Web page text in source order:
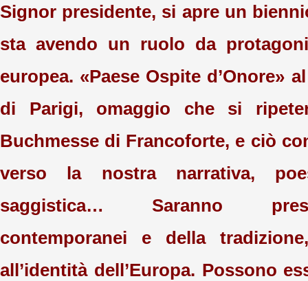
Signor presidente, si apre un
sta avendo un ruolo da
europea. «Paese Ospite d’Onore»
di Parigi, omaggio che si
Buchmesse di Francoforte, e ciò
verso la nostra narrativa,
saggistica… Saranno
contemporanei e della
all’identità dell’Europa. Possono